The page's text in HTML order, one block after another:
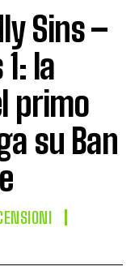
Sins –
la
primo
su Ban